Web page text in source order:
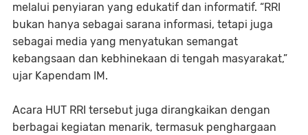
melalui penyiaran yang edukatif dan informatif. “RRI
bukan hanya sebagai sarana informasi, tetapi juga
sebagai media yang menyatukan semangat
kebangsaan dan kebhinekaan di tengah masyarakat,”
ujar Kapendam IM.
Acara HUT RRI tersebut juga dirangkaikan dengan
berbagai kegiatan menarik, termasuk penghargaan